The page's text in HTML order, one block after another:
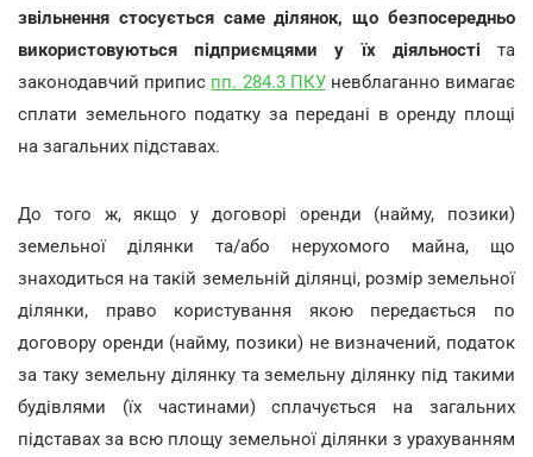
звільнення стосується саме ділянок, що безпосередньо
використовуються підприємцями у їх діяльності та
законодавчий припис пп. 284.3 ПКУневблаганно вимагає
сплати земельного податку за передані в оренду площі
на загальних підставах.
До того ж, якщо у договорі оренди (найму, позики)
земельної ділянки та/або нерухомого майна, що
знаходиться на такій земельній ділянці, розмір земельної
ділянки, право користування якою передається по
договору оренди (найму, позики) не визначений, податок
за таку земельну ділянку та земельну ділянку під такими
будівлями (їх частинами) сплачується на загальних
підставах за всю площу земельної ділянки з урахуванням